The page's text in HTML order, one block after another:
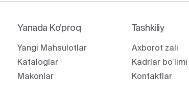
Yanada Ko’proq
Yangi Mahsulotlar
Kataloglar
Makonlar
Tashkiliy
Axborot zali
Kadrlar bo’limi
Kontaktlar